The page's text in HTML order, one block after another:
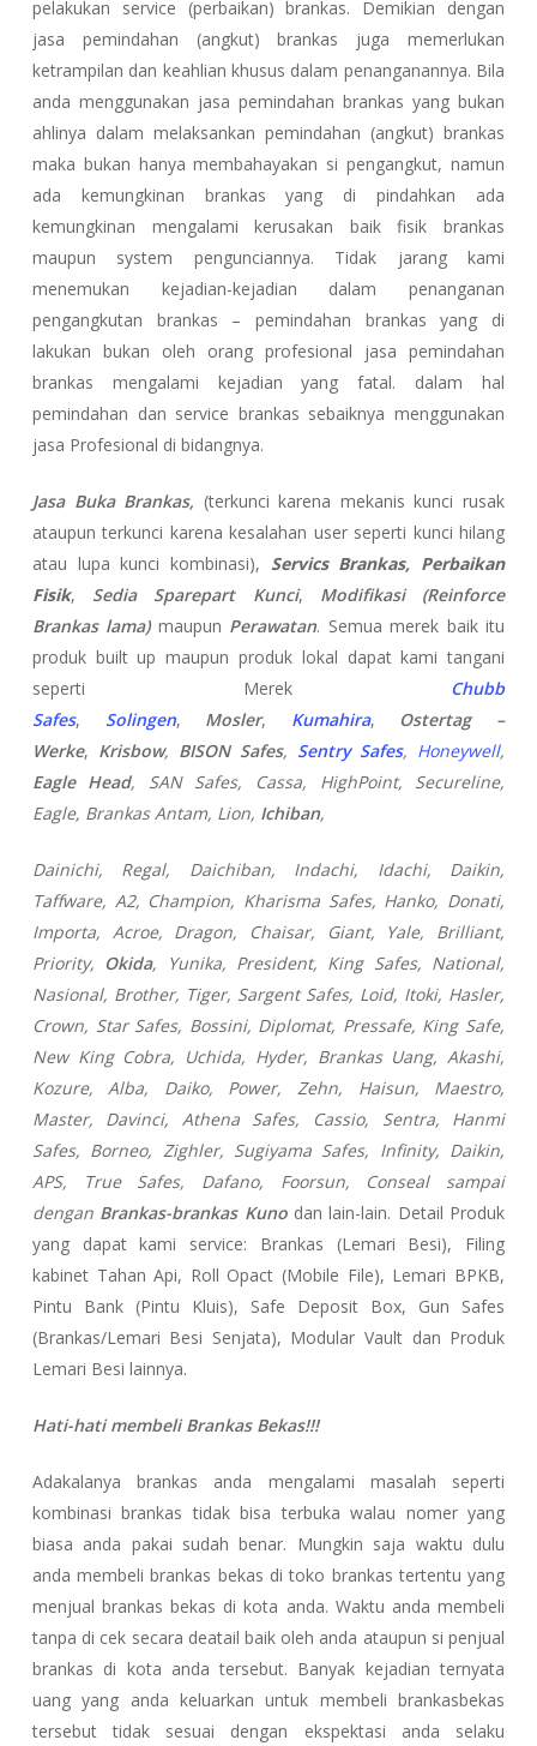
pelakukan service (perbaikan) brankas. Demikian dengan
jasa pemindahan (angkut) brankas juga memerlukan
ketrampilan dan keahlian khusus dalam penanganannya. Bila
anda menggunakan jasa pemindahan brankas yang bukan
ahlinya dalam melaksankan pemindahan (angkut) brankas
maka bukan hanya membahayakan si pengangkut, namun
ada kemungkinan brankas yang di pindahkan ada
kemungkinan mengalami kerusakan baik fisik brankas
maupun system pengunciannya. Tidak jarang kami
menemukan kejadian-kejadian dalam penanganan
pengangkutan brankas – pemindahan brankas yang di
lakukan bukan oleh orang profesional jasa pemindahan
brankas mengalami kejadian yang fatal. dalam hal
pemindahan dan service brankas sebaiknya menggunakan
jasa Profesional di bidangnya.
Jasa Buka Brankas, (terkunci karena mekanis kunci rusak
ataupun terkunci karena kesalahan user seperti kunci hilang
atau lupa kunci kombinasi), Servics Brankas, Perbaikan
Fisik, Sedia Sparepart Kunci, Modifikasi (Reinforce
Brankas lama)maupun Perawatan. Semua merek baik itu
produk built up maupun produk lokal dapat kami tangani
seperti Merek Chubb
Safes, Solingen, Mosler, Kumahira, Ostertag –
Werke, Krisbow, BISON Safes, Sentry Safes, Honeywell,
Eagle Head, SAN Safes, Cassa, HighPoint, Secureline,
Eagle, Brankas Antam, Lion, Ichiban,
Dainichi, Regal, Daichiban, Indachi, Idachi, Daikin,
Taffware, A2, Champion, Kharisma Safes, Hanko, Donati,
Importa, Acroe, Dragon, Chaisar, Giant, Yale, Brilliant,
Priority, Okida, Yunika, President, King Safes, National,
Nasional, Brother, Tiger, Sargent Safes, Loid, Itoki, Hasler,
Crown, Star Safes, Bossini, Diplomat, Pressafe, King Safe,
New King Cobra, Uchida, Hyder, Brankas Uang, Akashi,
Kozure, Alba, Daiko, Power, Zehn, Haisun, Maestro,
Master, Davinci, Athena Safes, Cassio, Sentra, Hanmi
Safes, Borneo, Zighler, Sugiyama Safes, Infinity, Daikin,
APS, True Safes, Dafano, Foorsun, Conseal sampai
dengan Brankas-brankas Kunodan lain-lain. Detail Produk
yang dapat kami service: Brankas (Lemari Besi), Filing
kabinet Tahan Api, Roll Opact (Mobile File), Lemari BPKB,
Pintu Bank (Pintu Kluis), Safe Deposit Box, Gun Safes
(Brankas/Lemari Besi Senjata), Modular Vault dan Produk
Lemari Besi lainnya.
Hati-hati membeli Brankas Bekas!!!
Adakalanya brankas anda mengalami masalah seperti
kombinasi brankas tidak bisa terbuka walau nomer yang
biasa anda pakai sudah benar. Mungkin saja waktu dulu
anda membeli brankas bekas di toko brankas tertentu yang
menjual brankas bekas di kota anda. Waktu anda membeli
tanpa di cek secara deatail baik oleh anda ataupun si penjual
brankas di kota anda tersebut. Banyak kejadian ternyata
uang yang anda keluarkan untuk membeli brankasbekas
tersebut tidak sesuai dengan ekspektasi anda selaku